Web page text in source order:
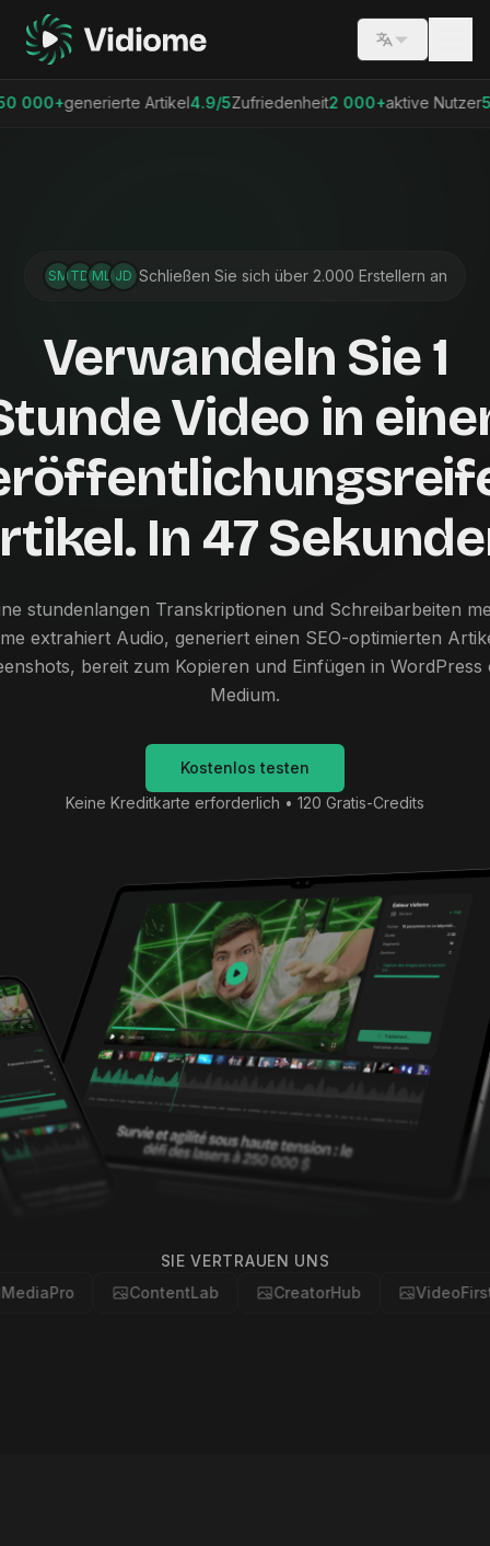
Switch
Artikel4.9/5Zufriedenheit2 000+aktive Nutzer50 000+
SMTDML JD Schließen Sie sich über 2.000 Erstellern an
Verwandeln Sie 1
Video in
In 47
stundenlangen Transkriptionen und Schreibarbeiten
extrahiert Audio, generiert einen SEO-optimierten
bereit zum Kopieren und Einfügen in WordPress
Medium.
Kostenlos testen
Keine Kreditkarte erforderlich • 120 Gratis-Credits
SIE VERTRAUEN UNS
ContentLab
CreatorHub VideoFirst